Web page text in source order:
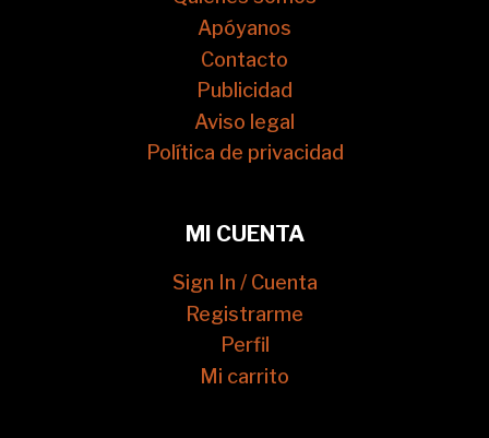
Apóyanos
Contacto
Publicidad
Aviso legal
Política de privacidad
MI CUENTA
Sign In / Cuenta
Registrarme
Perfil
Mi carrito